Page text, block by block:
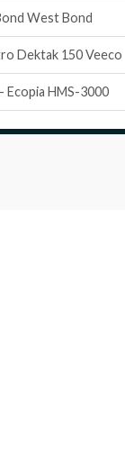
West Bond
Dektak 150 Veeco
Ecopia HMS-3000